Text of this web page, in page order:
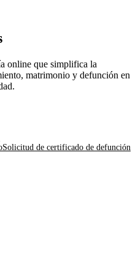
online que simplifica la
matrimonio y defunción en
Solicitud de certificado de defunción